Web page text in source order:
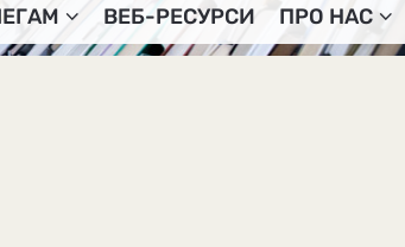
ВЕБ-РЕСУРСИ ПРО НАС